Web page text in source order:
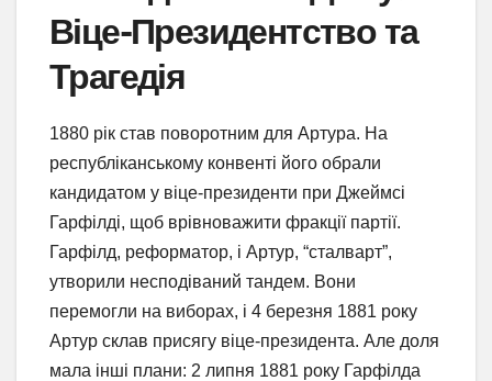
Віце-Президентство та
Трагедія
1880 рік став поворотним для Артура. На
республіканському конвенті його обрали
кандидатом у віце-президенти при Джеймсі
Гарфілді, щоб врівноважити фракції партії.
Гарфілд, реформатор, і Артур, “сталварт”,
утворили несподіваний тандем. Вони
перемогли на виборах, і 4 березня 1881 року
Артур склав присягу віце-президента. Але доля
мала інші плани: 2 липня 1881 року Гарфілда